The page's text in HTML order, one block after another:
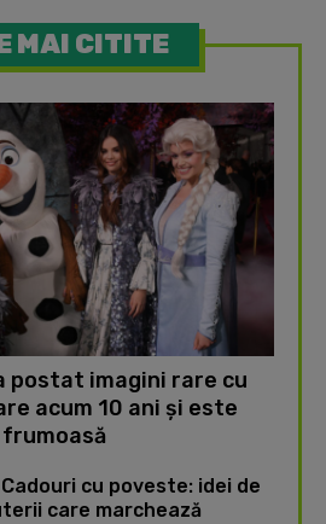
MAI CITITE
postat imagini rare cu
acum 10 ani și este
frumoasă
cu poveste: idei de
care marchează